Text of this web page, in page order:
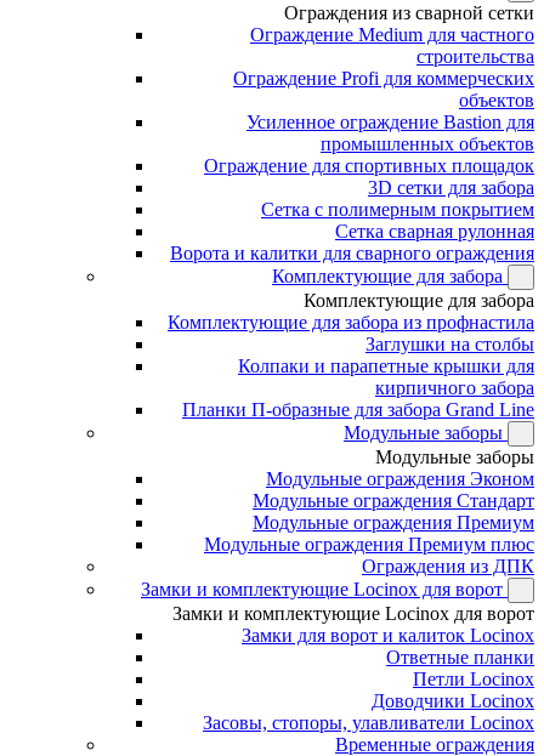
Ограждения из сварной сетки
Ограждение Medium для частного
строительства
Ограждение Profi для коммерческих
объектов
Усиленное ограждение Bastion для
промышленных объектов
Ограждение для спортивных площадок
3D сетки для забора
Сетка с полимерным покрытием
Сетка сварная рулонная
Ворота и калитки для сварного ограждения
Комплектующие для забора
Комплектующие для забора
Комплектующие для забора из профнастила
Заглушки на столбы
Колпаки и парапетные крышки для
кирпичного забора
Планки П-образные для забора Grand Line
Модульные заборы
Модульные заборы
Модульные ограждения Эконом
Модульные ограждения Стандарт
Модульные ограждения Премиум
Модульные ограждения Премиум плюс
Ограждения из ДПК
Замки и комплектующие Locinox для ворот
Замки и комплектующие Locinox для ворот
Замки для ворот и калиток Locinox
Ответные планки
Петли Locinox
Доводчики Locinox
Засовы, стопоры, улавливатели Locinox
Временные ограждения